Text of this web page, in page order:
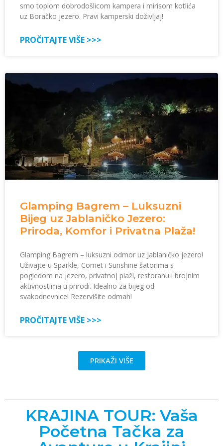
smo toplom dobrodošlicom kampera i mirisom kotlića
uz Boračko jezero. Pravi kamperski doživljaj!
PROČITAJTE VIŠE >>>
Glamping Bagrem – Luksuzni
Bijeg uz Jablaničko Jezero:
Priroda, Komfor i Privatna Plaža!
Glamping Bagrem – luksuzni odmor uz Jablaničko jezero!
Uživajte u Sparkle, Comet i Sunshine šatorima s
pogledom na jezero, privatnoj plaži, restoranu i brojnim
aktivnostima u prirodi. Idealno za bijeg od
svakodnevnice! Rezervišite odmah!
PROČITAJTE VIŠE >>>
PRIKAŽI VIŠE
KRAJINA TOUR: Vaša
Početna Tačka za